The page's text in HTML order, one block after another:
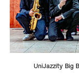
UniJazzity Big